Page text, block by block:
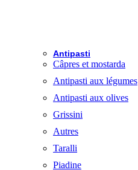
Antipasti
Câpres et mostarda
Antipasti aux légumes
Antipasti aux olives
Grissini
Autres
Taralli
Piadine